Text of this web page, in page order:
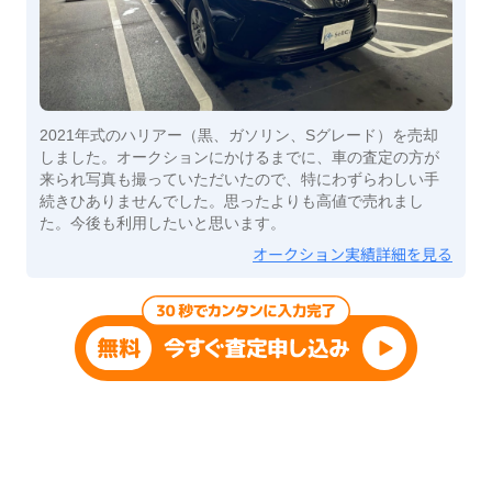
2021年式のハリアー（黒、ガソリン、Sグレード）を売却
しました。オークションにかけるまでに、車の査定の方が
来られ写真も撮っていただいたので、特にわずらわしい手
続きひありませんでした。思ったよりも高値で売れまし
た。今後も利用したいと思います。
オークション実績詳細を見る